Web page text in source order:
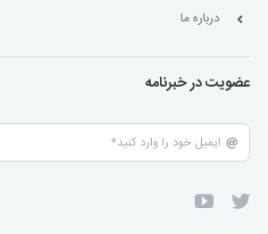
درباره ما
عضویت در خبرنامه